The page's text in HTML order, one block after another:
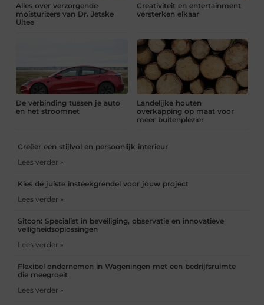
Alles over verzorgende
moisturizers van Dr. Jetske
Ultee
Creativiteit en entertainment
versterken elkaar
De verbinding tussen je auto
en het stroomnet
Landelijke houten
overkapping op maat voor
meer buitenplezier
Creëer een stijlvol en persoonlijk interieur
Lees verder »
Kies de juiste insteekgrendel voor jouw project
Lees verder »
Sitcon: Specialist in beveiliging, observatie en innovatieve
veiligheidsoplossingen
Lees verder »
Flexibel ondernemen in Wageningen met een bedrijfsruimte
die meegroeit
Lees verder »